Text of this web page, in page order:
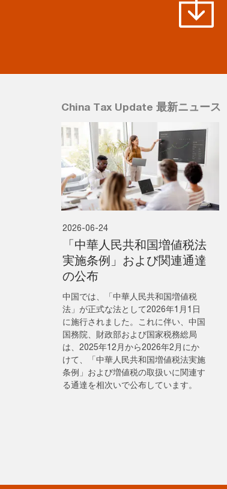
China Tax Update 最新ニュース
2026-06-24
「中華人民共和国増値税法
実施条例」および関連通達
の公布
中国では、「中華人民共和国増値税
法」が正式な法として2026年1月1日
に施行されました。これに伴い、中国
国務院、財政部および国家税務総局
は、2025年12月から2026年2月にか
けて、「中華人民共和国増値税法実施
条例」および増値税の取扱いに関連す
る通達を相次いで公布しています。